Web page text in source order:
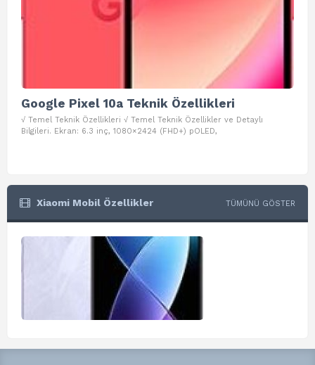
Google Pixel 10a Teknik Özellikleri
√ Temel Teknik Özellikleri √ Temel Teknik Özellikler ve Detaylı
Bilgileri. Ekran: 6.3 inç, 1080×2424 (FHD+) pOLED,
Xiaomi Mobil Özellikler TÜMÜNÜ GÖSTER